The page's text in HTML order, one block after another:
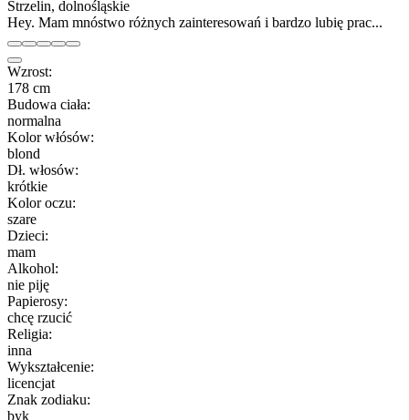
Strzelin, dolnośląskie
Hey. Mam mnóstwo różnych zainteresowań i bardzo lubię prac...
Wzrost:
178 cm
Budowa ciała:
normalna
Kolor włósów:
blond
Dł. włosów:
krótkie
Kolor oczu:
szare
Dzieci:
mam
Alkohol:
nie piję
Papierosy:
chcę rzucić
Religia:
inna
Wykształcenie:
licencjat
Znak zodiaku:
byk